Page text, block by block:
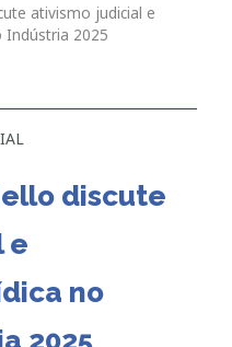
ativismo judicial e
Indústria 2025
discute
e
no
2025